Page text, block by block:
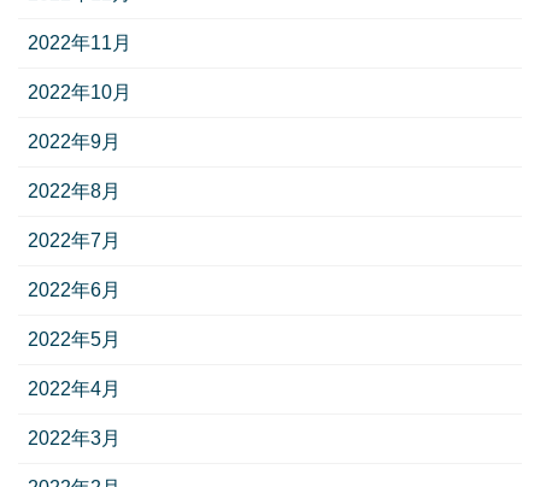
2022年11月
2022年10月
2022年9月
2022年8月
2022年7月
2022年6月
2022年5月
2022年4月
2022年3月